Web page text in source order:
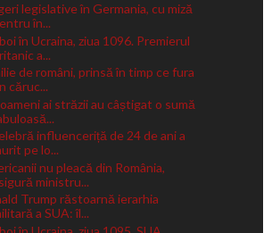
legislative în Germania, cu miză
în...
în Ucraina, ziua 1096. Premierul
a...
de români, prinsă în timp ce fura
căruc...
ai străzii au câștigat o sumă
influenceriță de 24 de ani a
pe lo...
nu pleacă din România,
ministru...
Trump răstoarnă ierarhia
a SUA: îl...